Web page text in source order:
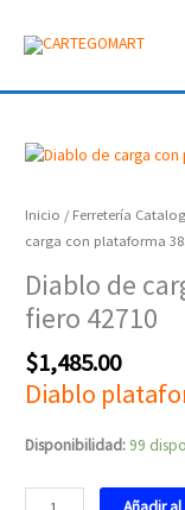
Inicio / Ferretería
carga con plataforma
Diablo de
fiero 42710
$1,485.00
Diablo
Disponibilidad: 99
Diablo
carga
385
kg
42710
cantidad